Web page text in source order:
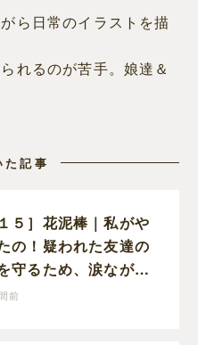
ら日常のイラストを描
れるのが苦手。娘達＆
た記事
１５］花泥棒｜私がや
の！疑われた友達の
守るため、涙ながら
分が犯人だと名乗り
前